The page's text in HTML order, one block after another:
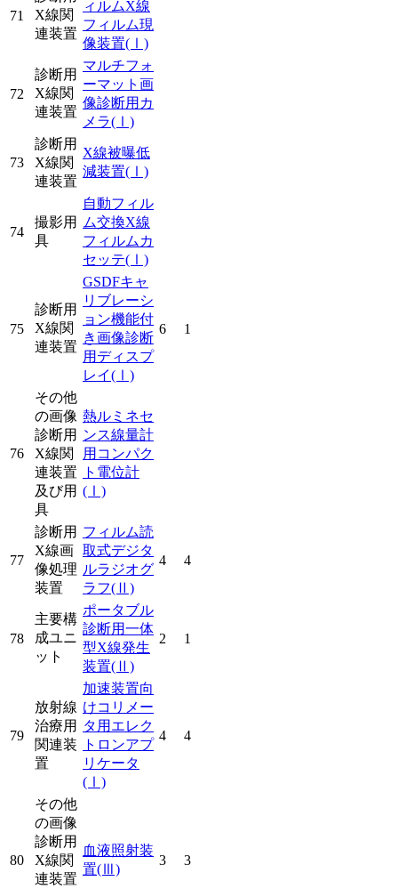
71
X線関
連装置
ィルムX線
フィルム現
像装置(Ⅰ)
72
診断用
X線関
連装置
マルチフォ
ーマット画
像診断用カ
メラ(Ⅰ)
73
診断用
X線関
連装置
X線被曝低
減装置(Ⅰ)
74
撮影用
具
自動フィル
ム交換X線
フィルムカ
セッテ(Ⅰ)
75
診断用
X線関
連装置
GSDFキャ
リブレーシ
ョン機能付
き画像診断
用ディスプ
レイ(Ⅰ)
6 1
76
その他
の画像
診断用
X線関
連装置
及び用
具
熱ルミネセ
ンス線量計
用コンパク
ト電位計
(Ⅰ)
77
診断用
X線画
像処理
装置
フィルム読
取式デジタ
ルラジオグ
ラフ(Ⅱ)
4 4
78
主要構
成ユニ
ット
ポータブル
診断用一体
型X線発生
装置(Ⅱ)
2 1
79
放射線
治療用
関連装
置
加速装置向
けコリメー
タ用エレク
トロンアプ
リケータ
(Ⅰ)
4 4
80
その他
の画像
診断用
X線関
連装置
血液照射装
置(Ⅲ)
3 3